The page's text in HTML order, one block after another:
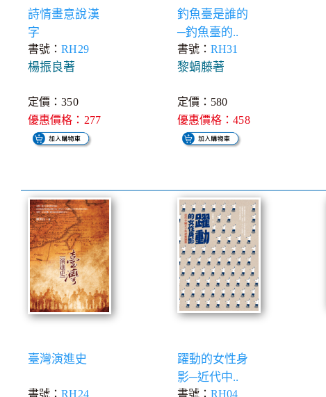
詩情畫意說漢
字
書號：RH29
楊振良著
定價：350
優惠價格：277
釣魚臺是誰的
─釣魚臺的..
書號：RH31
黎蝸藤著
定價：580
優惠價格：458
臺灣演進史
書號：RH24
躍動的女性身
影─近代中..
書號：RH04